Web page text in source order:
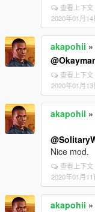
查看上下文
2020年01月14
akapohii »
查看上下文
2020年01月13
akapohii »
Nice mod.
查看上下文
2020年01月11
akapohii »